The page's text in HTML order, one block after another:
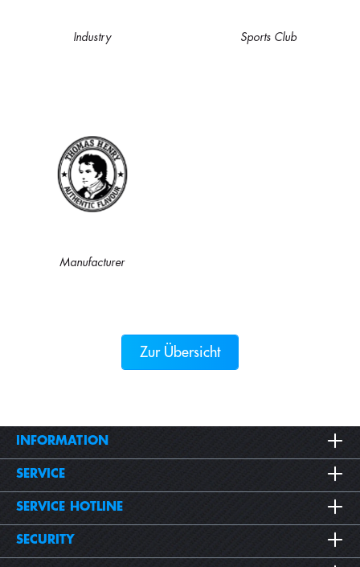
Industry Sports Club
Manufacturer
Zur Übersicht
INFORMATION
SERVICE
SERVICE HOTLINE
SECURITY